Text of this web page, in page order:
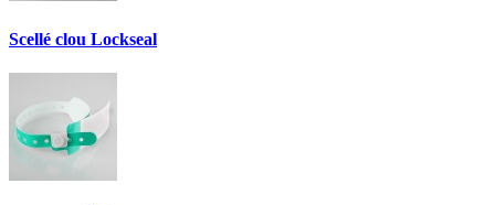
Scellé clou Lockseal